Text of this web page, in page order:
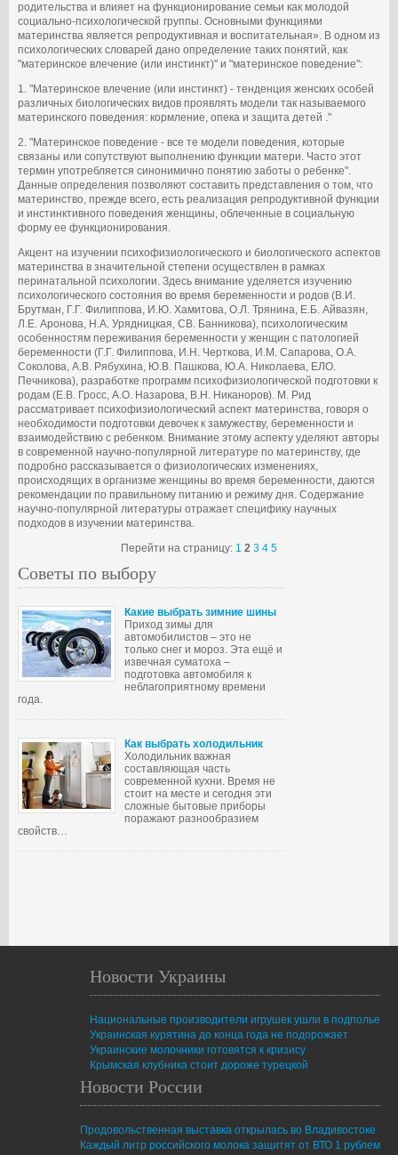
родительства и влияет на функционирование семьи как молодой
социально-психологической группы. Основными функциями
материнства является репродуктивная и воспитательная». В одном из
психологических словарей дано определение таких понятий, как
"материнское влечение (или инстинкт)" и "материнское поведение":
1. "Материнское влечение (или инстинкт) - тенденция женских особей
различных биологических видов проявлять модели так называемого
материнского поведения: кормление, опека и защита детей ."
2. "Материнское поведение - все те модели поведения, которые
связаны или сопутствуют выполнению функции матери. Часто этот
термин употребляется синонимично понятию заботы о ребенке".
Данные определения позволяют составить представления о том, что
материнство, прежде всего, есть реализация репродуктивной функции
и инстинктивного поведения женщины, облеченные в социальную
форму ее функционирования.
Акцент на изучении психофизиологического и биологического аспектов
материнства в значительной степени осуществлен в рамках
перинатальной психологии. Здесь внимание уделяется изучению
психологического состояния во время беременности и родов (В.И.
Брутман, Г.Г. Филиппова, И.Ю. Хамитова, О.Л. Трянина, Е.Б. Айвазян,
Л.Е. Аронова, H.A. Урядницкая, СВ. Банникова), психологическим
особенностям переживания беременности у женщин с патологией
беременности (Г.Г. Филиппова, И.Н. Черткова, И.М. Сапарова, O.A.
Соколова, A.B. Рябухина, Ю.В. Пашкова, Ю.А. Николаева, ЕЛО.
Печникова), разработке программ психофизиологической подготовки к
родам (Е.В. Гросс, А.О. Назарова, В.Н. Никаноров). М. Рид
рассматривает психофизиологический аспект материнства, говоря о
необходимости подготовки девочек к замужеству, беременности и
взаимодействию с ребенком. Внимание этому аспекту уделяют авторы
в современной научно-популярной литературе по материнству, где
подробно рассказывается о физиологических изменениях,
происходящих в организме женщины во время беременности, даются
рекомендации по правильному питанию и режиму дня. Содержание
научно-популярной литературы отражает специфику научных
подходов в изучении материнства.
Перейти на страницу: 1 2 3 4 5
Советы по выбору
Какие выбрать зимние шины
Приход зимы для
автомобилистов – это не
только снег и мороз. Эта ещё и
извечная суматоха –
подготовка автомобиля к
неблагоприятному времени
года.
Как выбрать холодильник
Холодильник важная
составляющая часть
современной кухни. Время не
стоит на месте и сегодня эти
сложные бытовые приборы
поражают разнообразием
свойств…
Новости Украины
Национальные производители игрушек ушли в подполье
Украинская курятина до конца года не подорожает
Украинские молочники готовятся к кризису
Крымская клубника стоит дороже турецкой
Новости России
Продовольственная выставка открылась во Владивостоке
Каждый литр российского молока защитят от ВТО 1 рублем